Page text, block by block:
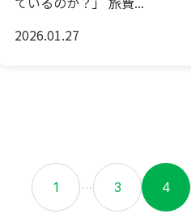
2026.01.27
1 … 3 4